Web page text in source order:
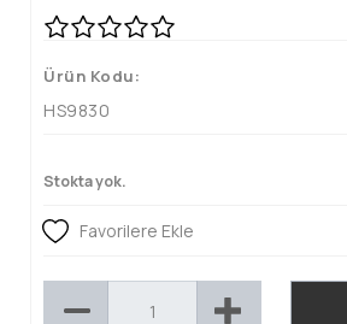
Ürün Kodu:
HS9830
Stokta yok.
Favorilere Ekle